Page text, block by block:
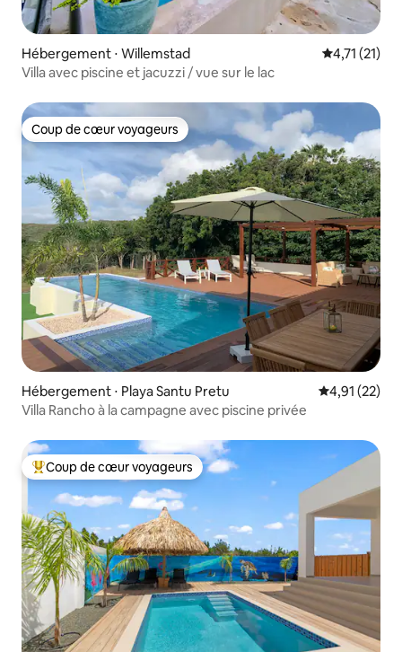
Hébergement ⋅ Willemstad Évaluation
4,71 (21)
Villa avec piscine et jacuzzi / vue sur le lac
Coup de cœur voyageurs
Coup de cœur voyageurs
Hébergement ⋅ Playa Santu Pretu Évaluation
4,91 (22)
Villa Rancho à la campagne avec piscine privée
Coups de cœur voyageurs les plus appréciés
Coup de cœur voyageurs